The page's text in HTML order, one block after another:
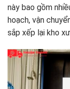
này bao gồm
hoạch, vận
sắp xếp lại kho